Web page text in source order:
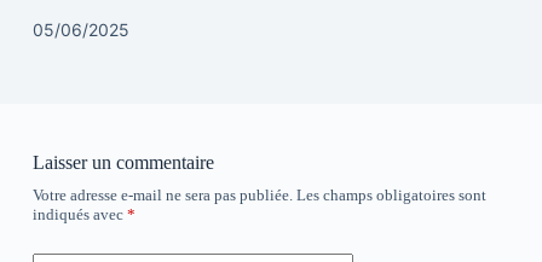
05/06/2025
Laisser un commentaire
Votre adresse e-mail ne sera pas publiée. Les champs obligatoires sont
indiqués avec *